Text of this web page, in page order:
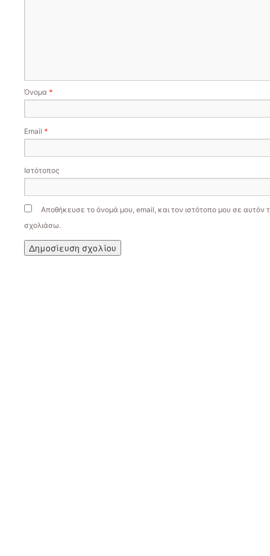
Όνομα *
Email *
Ιστότοπος
Αποθήκευσε το όνομά μου, email, και τον ιστότοπο μου σε αυτόν
σχολιάσω.